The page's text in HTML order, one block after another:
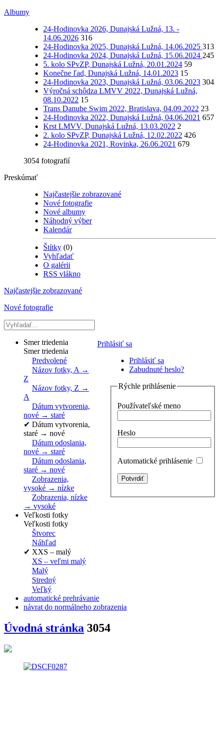
Albumy
24-Hodinovka 2026, Dunajská Lužná, 13. -
14.06.2026 316
24-Hodinovka 2025, Dunajská Lužná, 14.06.2025 313
24-Hodinovka 2024, Dunajská Lužná, 15.06.2024 245
5. kolo SPvZP, Dunajská Lužná, 20.01.2024 59
Konečne ľad, Dunajská Lužná, 14.01.2023 15
24-Hodinovka 2023, Dunajská Lužná, 03.06.2023 304
Výročná schôdza LMVV 2022, Dunajská Lužná,
08.10.2022 15
Trans Danube Swim 2022, Bratislava, 04.09.2022 23
24-Hodinovka 2022, Dunajská Lužná, 04.06.2021 657
Krst LMVV, Dunajská Lužná, 13.03.2022 2
2. kolo SPvZP, Dunajská Lužná, 12.02.2022 426
24-Hodinovka 2021, Rovinka, 26.06.2021 679
3054 fotografií
Preskúmať
Najčastejšie zobrazované
Nové fotografie
Nové albumy
Náhodný výber
Kalendár
Štítky (0)
Vyhľadať
O galérii
RSS vlákno
Najčastejšie zobrazované
Nové fotografie
Prihlásiť sa
Prihlásiť sa
Zabudnuté heslo?
Rýchle prihlásenie
Používateľské meno
Heslo
Automatické prihlásenie
Smer triedenia
Smer triedenia
Predvolené
Názov fotky, A →
Z
Názov fotky, Z →
A
Dátum vytvorenia,
nové → staré
✔ Dátum vytvorenia,
staré → nové
Dátum odoslania,
nové → staré
Dátum odoslania,
staré → nové
Zobrazenia,
vysoké → nízke
Zobrazenia, nízke
→ vysoké
Veľkosti fotky
Veľkosti fotky
Štvorec
Náhľad
✔ XXS – malý
XS – veľmi malý
Malý
Stredný
Veľký
automatické prehrávanie
návrat do normálneho zobrazenia
Úvodná stránka 3054